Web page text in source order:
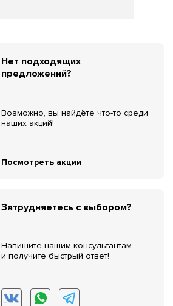
Нет подходящих
предложений?
Возможно, вы найдёте что-то среди
наших акций!
Посмотреть акции
Затрудняетесь с выбором?
Напишите нашим консультантам
и получите быстрый ответ!